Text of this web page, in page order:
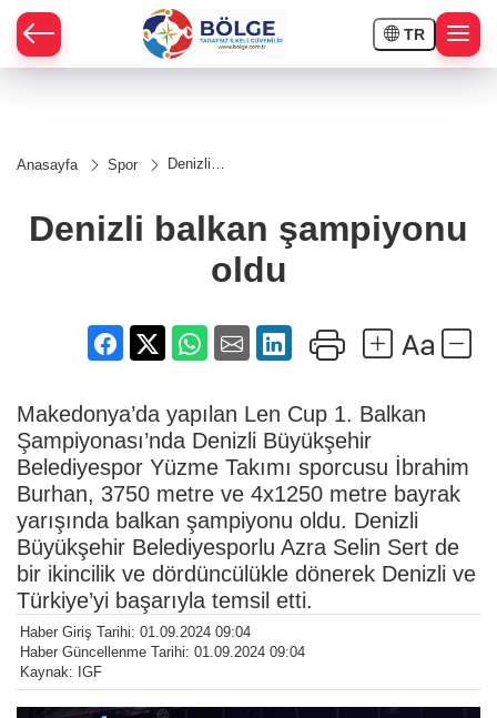
TR
Anasayfa Spor
Denizli
Denizli balkan şampiyonu
oldu
Makedonya’da yapılan Len Cup 1. Balkan
Şampiyonası’nda Denizli Büyükşehir
Belediyespor Yüzme Takımı sporcusu İbrahim
Burhan, 3750 metre ve 4x1250 metre bayrak
yarışında balkan şampiyonu oldu. Denizli
Büyükşehir Belediyesporlu Azra Selin Sert de
bir ikincilik ve dördüncülükle dönerek Denizli ve
Türkiye’yi başarıyla temsil etti.
Haber Giriş Tarihi: 01.09.2024 09:04
Haber Güncellenme Tarihi: 01.09.2024 09:04
Kaynak: IGF